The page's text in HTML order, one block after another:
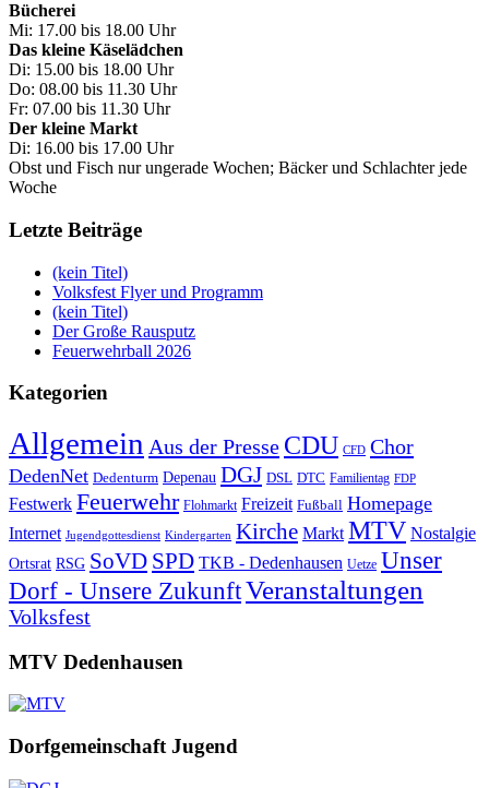
Bücherei
Mi: 17.00 bis 18.00 Uhr
Das kleine Käselädchen
Di: 15.00 bis 18.00 Uhr
Do: 08.00 bis 11.30 Uhr
Fr: 07.00 bis 11.30 Uhr
Der kleine Markt
Di: 16.00 bis 17.00 Uhr
Obst und Fisch nur ungerade Wochen; Bäcker und Schlachter jede
Woche
Letzte Beiträge
(kein Titel)
Volksfest Flyer und Programm
(kein Titel)
Der Große Rausputz
Feuerwehrball 2026
Kategorien
Allgemein Aus der Presse CDU CFD Chor
DedenNet Dedenturm Depenau DGJ DSL DTC Familientag FDP
Festwerk Feuerwehr Flohmarkt Freizeit Fußball Homepage
Internet Jugendgottesdienst Kindergarten Kirche Markt MTV Nostalgie
Ortsrat RSG SoVD SPD TKB - Dedenhausen Uetze Unser
Dorf - Unsere ZukunftVeranstaltungen
Volksfest
MTV Dedenhausen
Dorfgemeinschaft Jugend